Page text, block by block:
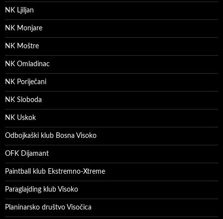
NK Ljiljan
NK Monjare
NK Moštre
NK Omladinac
NK Poriječani
NK Sloboda
NK Uskok
Odbojkaški klub Bosna Visoko
OFK Dijamant
Paintball klub Ekstremno-Xtreme
Paraglajding klub Visoko
Planinarsko društvo Visočica